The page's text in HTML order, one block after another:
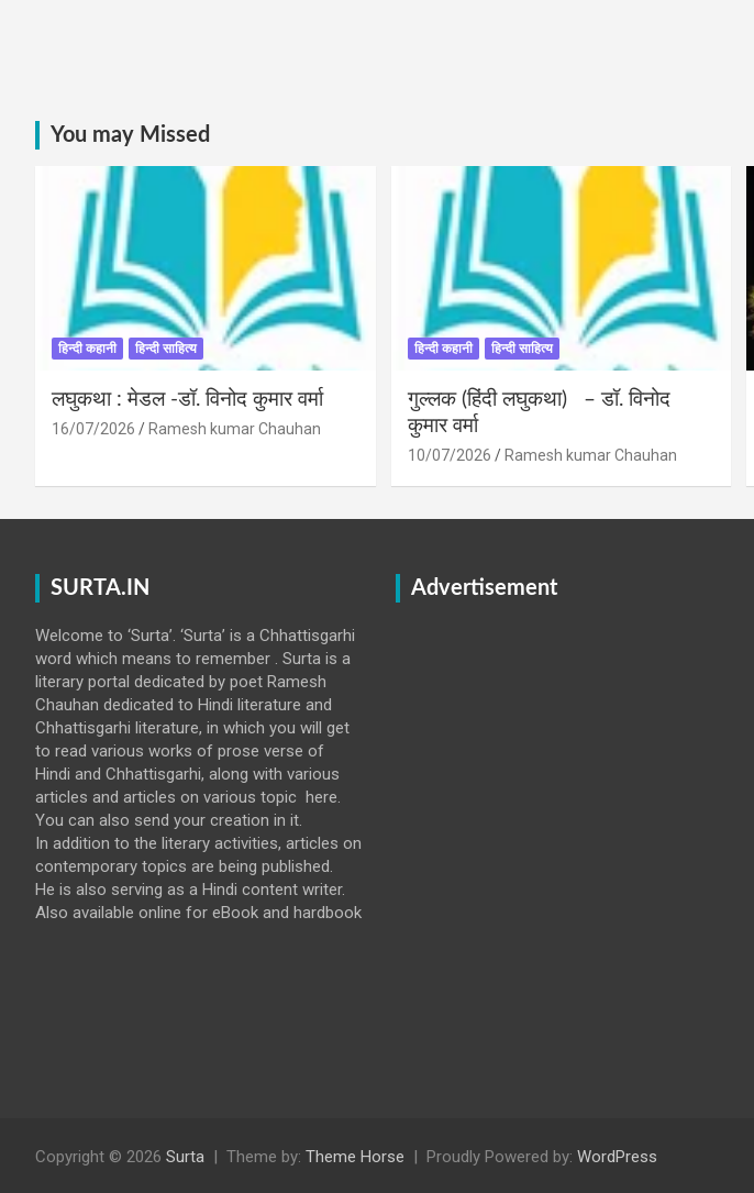
You may Missed
हिन्दी कहानी हिन्दी साहित्य
लघुकथा : मेडल -डॉ. विनोद कुमार वर्मा
16/07/2026 Ramesh kumar Chauhan
हिन्दी कहानी हिन्दी साहित्य
गुल्लक (हिंदी लघुकथा) – डॉ. विनोद
कुमार वर्मा
10/07/2026 Ramesh kumar Chauhan
SURTA.IN
Welcome to ‘Surta’. ‘Surta’ is a Chhattisgarhi
word which means to remember . Surta is a
literary portal dedicated by poet Ramesh
Chauhan dedicated to Hindi literature and
Chhattisgarhi literature, in which you will get
to read various works of prose verse of
Hindi and Chhattisgarhi, along with various
articles and articles on various topic here.
You can also send your creation in it.
In addition to the literary activities, articles on
contemporary topics are being published.
He is also serving as a Hindi content writer.
Also available online for eBook and hardbook
Advertisement
Copyright © 2026 Surta Theme by: Theme Horse Proudly Powered by: WordPress